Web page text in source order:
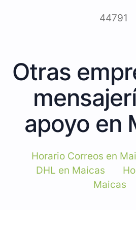
44791
Otras
apoyo en
Horario Correos en
DHL en Maicas
Maicas